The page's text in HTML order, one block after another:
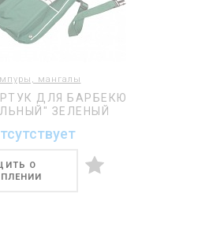
мангалы
ДЛЯ БАРБЕКЮ
ЗЕЛЕНЫЙ
О